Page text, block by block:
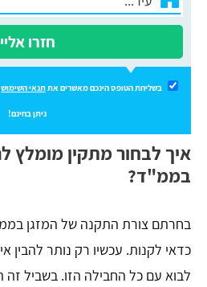
חזרו אליי
בשליחת הטופס הינכם מאשרים אתתנאי השימוש
ניתן בחינם!
איך לבחור מתקין מומלץ
בממ"ד?
בחרתם צורת התקנה של המזגן
כדאי לקנות. עכשיו רק נותר להבין
לבוא עם כל החבילה הזו. בשביל זה